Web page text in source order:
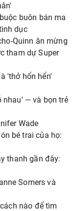
buôn bán ma
dục
Quinn ăn mừng
tham dự Super
'thở hổn hển'
nhau' — và bọn trẻ
Wade
bé trai của họ:
thanh gần đây:
Somers và
nào để tìm